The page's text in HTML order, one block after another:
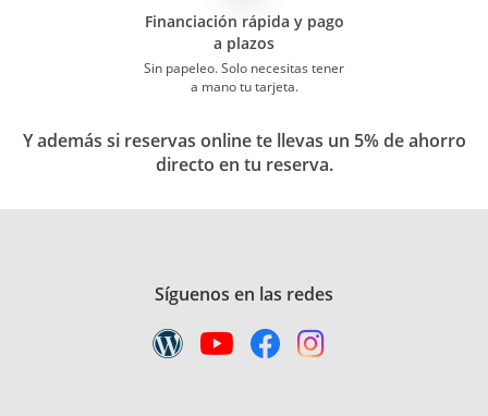
Financiación rápida y pago
a plazos
Sin papeleo. Solo necesitas tener
a mano tu tarjeta.
Y además si reservas online te llevas un 5% de ahorro
directo en tu reserva.
Síguenos en las redes